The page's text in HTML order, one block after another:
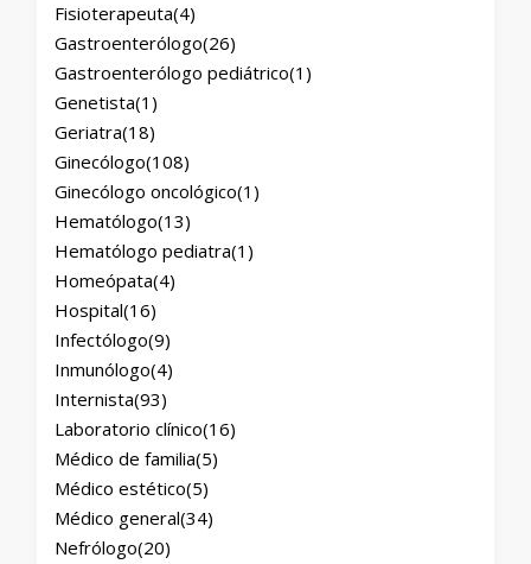
Fisioterapeuta(4)
Gastroenterólogo(26)
Gastroenterólogo pediátrico(1)
Genetista(1)
Geriatra(18)
Ginecólogo(108)
Ginecólogo oncológico(1)
Hematólogo(13)
Hematólogo pediatra(1)
Homeópata(4)
Hospital(16)
Infectólogo(9)
Inmunólogo(4)
Internista(93)
Laboratorio clínico(16)
Médico de familia(5)
Médico estético(5)
Médico general(34)
Nefrólogo(20)